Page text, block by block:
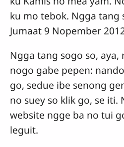
ku mo tebok. Ngga tang
Jumaat 9 Nopember
Ngga tang sogo so,
nogo gabe pepen:
go, sedue ibe senong
no suey so klik go, se iti.
website ngge ba no tui
leguit.